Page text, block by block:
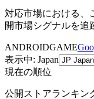
対応市場における、
開市場シグナルを追
ANDROIDGAME
表示中: Japan
現在の順位
公開ストアランキン